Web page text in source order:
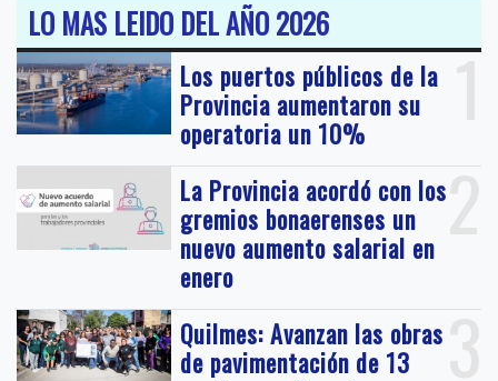
LO MAS LEIDO DEL AÑO 2026
1
Los puertos públicos de la
Provincia aumentaron su
operatoria un 10%
2
La Provincia acordó con los
gremios bonaerenses un
nuevo aumento salarial en
enero
3
Quilmes: Avanzan las obras
de pavimentación de 13